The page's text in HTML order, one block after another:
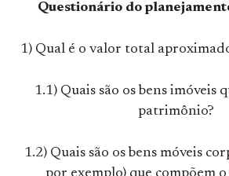
Questionário do
1) Qual é o valor total
1.1) Quais são os bens imóveis
patrimônio?
1.2) Quais são os bens móveis